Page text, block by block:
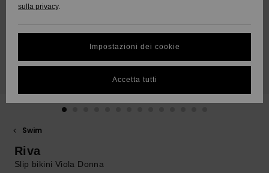
Da
Scoprire
Da
Scoprire
conversazione
per ottenere la
Trova le
NEGOZI
QUIKSILVER
Swim
Riva
Slip bikini Viola Donna
sulla privacy.
Impostazioni dei cookie
Accetta tutti